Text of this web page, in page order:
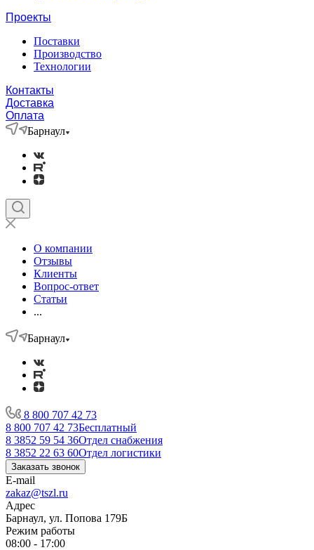
Проекты
Поставки
Производство
Технологии
Контакты
Доставка
Оплата
Барнаул
О компании
Отзывы
Клиенты
Вопрос-ответ
Статьи
...
Барнаул
8 800 707 42 73
8 800 707 42 73Бесплатный
8 3852 59 54 36Отдел снабжения
8 3852 22 63 60Отдел логистики
Заказать звонок
E-mail
zakaz@tszl.ru
Адрес
Барнаул, ул. Попова 179Б
Режим работы
08:00 - 17:00